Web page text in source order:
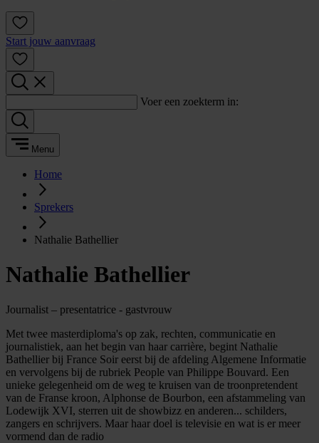
Start jouw aanvraag
Voer een zoekterm in:
Menu
Home
Sprekers
Nathalie Bathellier
Nathalie Bathellier
Journalist – presentatrice - gastvrouw
Met twee masterdiploma's op zak, rechten, communicatie en
journalistiek, aan het begin van haar carrière, begint Nathalie
Bathellier bij France Soir eerst bij de afdeling Algemene Informatie
en vervolgens bij de rubriek People van Philippe Bouvard. Een
unieke gelegenheid om de weg te kruisen van de troonpretendent
van de Franse kroon, Alphonse de Bourbon, een afstammeling van
Lodewijk XVI, sterren uit de showbizz en anderen... schilders,
zangers en schrijvers. Maar haar doel is televisie en wat is er meer
vormend dan de radio